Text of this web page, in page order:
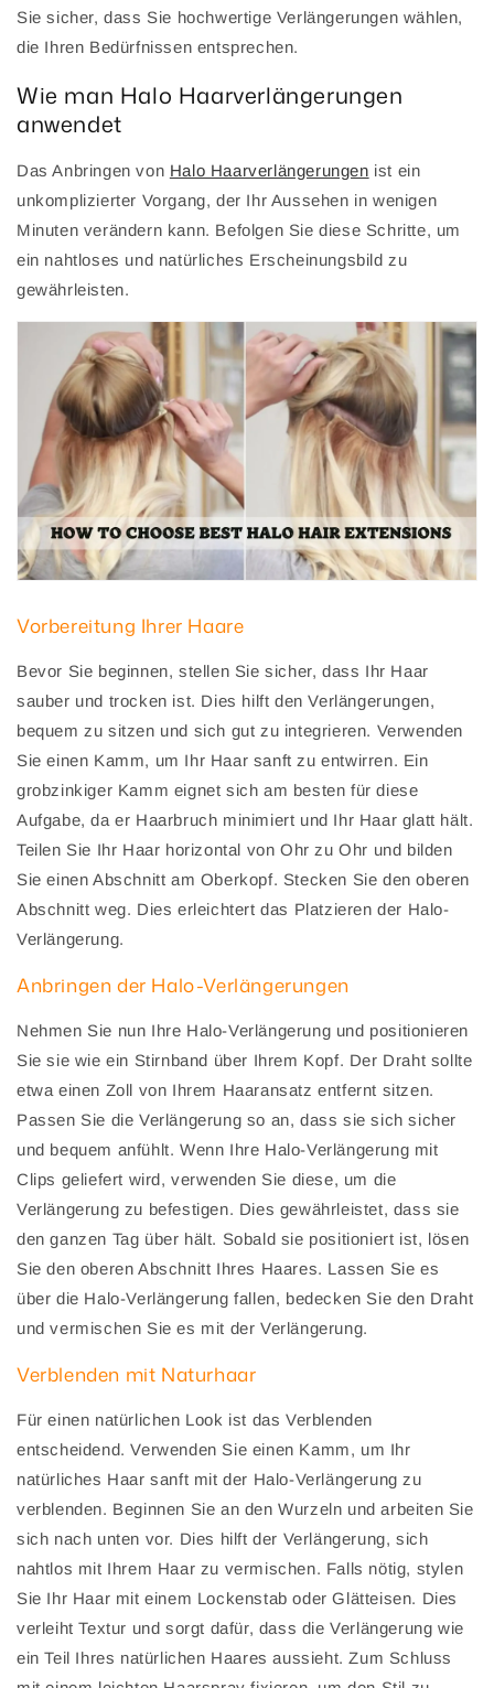
Sie sicher, dass Sie hochwertige Verlängerungen wählen,
die Ihren Bedürfnissen entsprechen.
Wie man Halo Haarverlängerungen
anwendet
Das Anbringen von Halo Haarverlängerungen ist ein
unkomplizierter Vorgang, der Ihr Aussehen in wenigen
Minuten verändern kann. Befolgen Sie diese Schritte, um
ein nahtloses und natürliches Erscheinungsbild zu
gewährleisten.
Vorbereitung Ihrer Haare
Bevor Sie beginnen, stellen Sie sicher, dass Ihr Haar
sauber und trocken ist. Dies hilft den Verlängerungen,
bequem zu sitzen und sich gut zu integrieren. Verwenden
Sie einen Kamm, um Ihr Haar sanft zu entwirren. Ein
grobzinkiger Kamm eignet sich am besten für diese
Aufgabe, da er Haarbruch minimiert und Ihr Haar glatt hält.
Teilen Sie Ihr Haar horizontal von Ohr zu Ohr und bilden
Sie einen Abschnitt am Oberkopf. Stecken Sie den oberen
Abschnitt weg. Dies erleichtert das Platzieren der Halo-
Verlängerung.
Anbringen der Halo-Verlängerungen
Nehmen Sie nun Ihre Halo-Verlängerung und positionieren
Sie sie wie ein Stirnband über Ihrem Kopf. Der Draht sollte
etwa einen Zoll von Ihrem Haaransatz entfernt sitzen.
Passen Sie die Verlängerung so an, dass sie sich sicher
und bequem anfühlt. Wenn Ihre Halo-Verlängerung mit
Clips geliefert wird, verwenden Sie diese, um die
Verlängerung zu befestigen. Dies gewährleistet, dass sie
den ganzen Tag über hält. Sobald sie positioniert ist, lösen
Sie den oberen Abschnitt Ihres Haares. Lassen Sie es
über die Halo-Verlängerung fallen, bedecken Sie den Draht
und vermischen Sie es mit der Verlängerung.
Verblenden mit Naturhaar
Für einen natürlichen Look ist das Verblenden
entscheidend. Verwenden Sie einen Kamm, um Ihr
natürliches Haar sanft mit der Halo-Verlängerung zu
verblenden. Beginnen Sie an den Wurzeln und arbeiten Sie
sich nach unten vor. Dies hilft der Verlängerung, sich
nahtlos mit Ihrem Haar zu vermischen. Falls nötig, stylen
Sie Ihr Haar mit einem Lockenstab oder Glätteisen. Dies
verleiht Textur und sorgt dafür, dass die Verlängerung wie
ein Teil Ihres natürlichen Haares aussieht. Zum Schluss